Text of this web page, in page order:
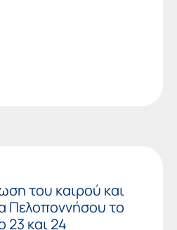
του καιρού και
Πελοποννήσου το
23 και 24